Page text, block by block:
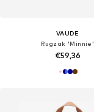
VAUDE
Rugzak 'Minnie'
€59,36